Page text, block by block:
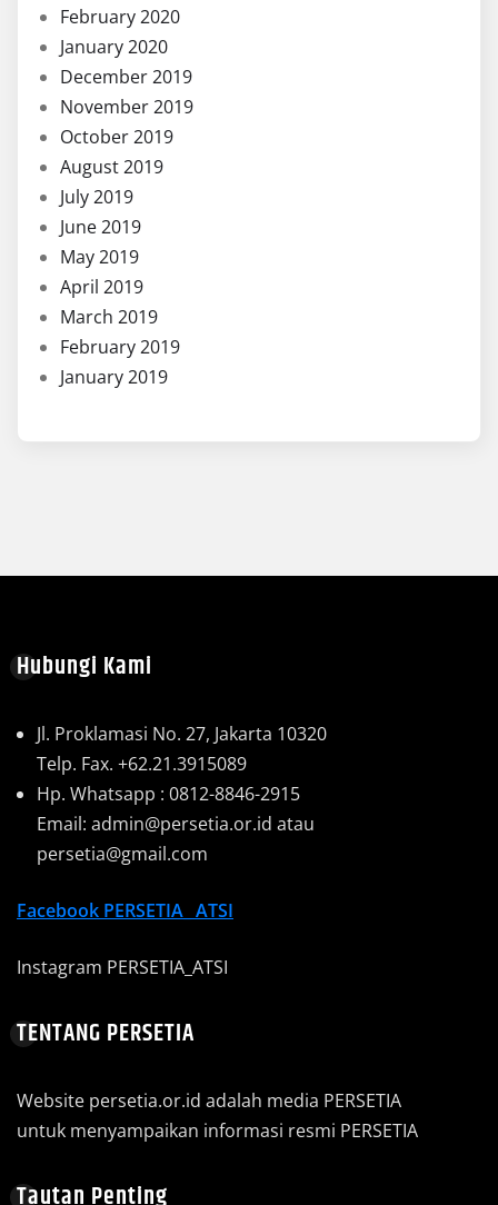
February 2020
January 2020
December 2019
November 2019
October 2019
August 2019
July 2019
June 2019
May 2019
April 2019
March 2019
February 2019
January 2019
Hubungi Kami
Jl. Proklamasi No. 27, Jakarta 10320
Telp. Fax. +62.21.3915089
Hp. Whatsapp : 0812-8846-2915
Email: admin@persetia.or.id atau
persetia@gmail.com
Facebook PERSETIA_ ATSI
Instagram PERSETIA_ATSI
TENTANG PERSETIA
Website persetia.or.id adalah media PERSETIA
untuk menyampaikan informasi resmi PERSETIA
Tautan Penting